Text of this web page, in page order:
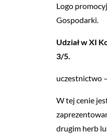
Logo
Gospodarki.
Udział w XI
3/5.
uczestnictwo
W tej cenie
drugim herb